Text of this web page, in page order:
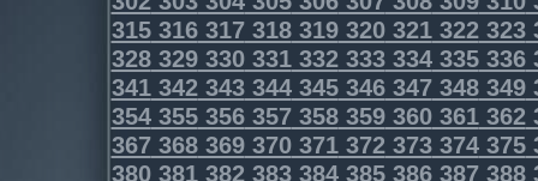
315316317318319320321322323
328329330331332333334335336
341342343344345346347348349
354355356357358359360361362
367368369370371372373374375
380381382383384385386387388